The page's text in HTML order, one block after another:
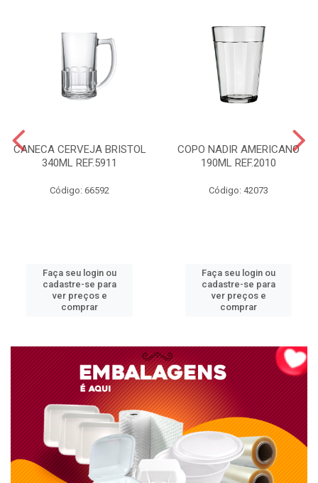
CANECA CERVEJA BRISTOL
340ML REF.5911
Código: 66592
Faça seu login ou
cadastre-se para
ver preços e
comprar
COPO NADIR AMERICANO
190ML REF.2010
Código: 42073
Faça seu login ou
cadastre-se para
ver preços e
comprar